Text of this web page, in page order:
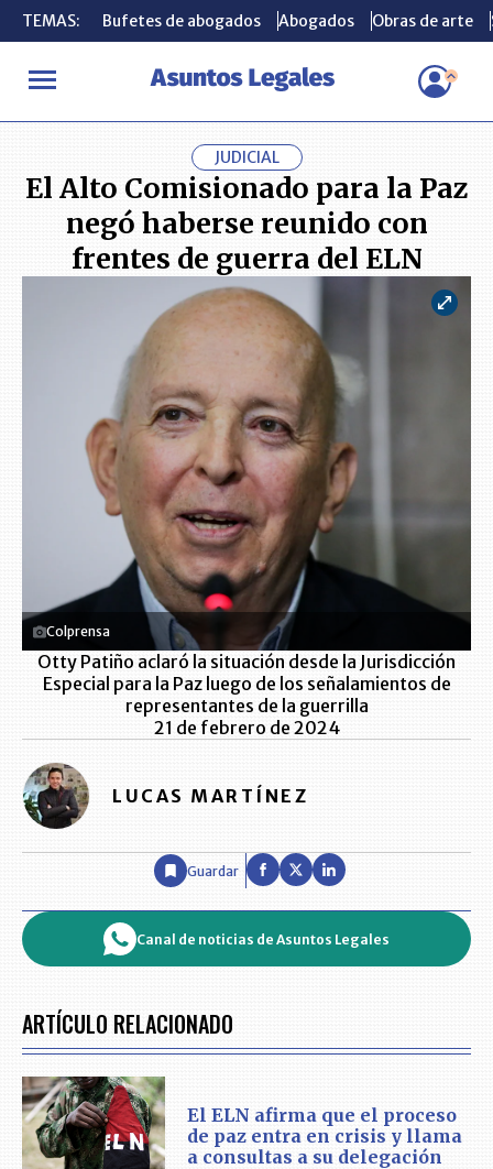
TEMAS: Bufetes de abogados Abogados Obras de arte
INICIO ACTUALIDAD El Alto Comisionado para la Paz negó
TEMAS: Bufetes de abogados Abogados Obras de arte
JUDICIAL
El Alto Comisionado para la Paz
negó haberse reunido con
frentes de guerra del ELN
Colprensa
Otty Patiño aclaró la situación desde la Jurisdicción
Especial para la Paz luego de los señalamientos de
representantes de la guerrilla
21 de febrero de 2024
LUCAS MARTÍNEZ
Guardar
Canal de noticias de Asuntos Legales
ARTÍCULO RELACIONADO
El ELN afirma que el proceso
de paz entra en crisis y llama
a consultas a su delegación